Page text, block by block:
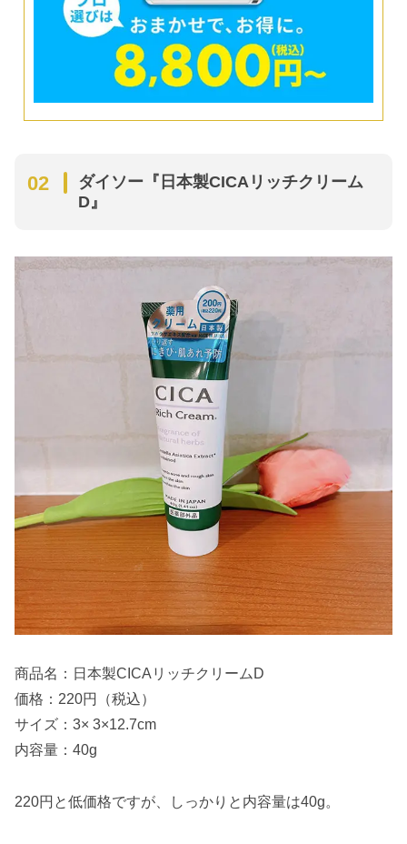
ダイソー『日本製CICAリッチクリーム
D』
商品名：日本製CICAリッチクリームD
価格：220円（税込）
サイズ：3× 3×12.7cm
内容量：40g
220円と低価格ですが、しっかりと内容量は40g。